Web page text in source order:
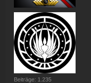
Beiträge: 1.235